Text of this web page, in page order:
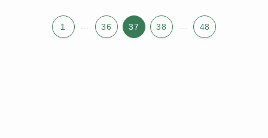
1 36 37 38 48